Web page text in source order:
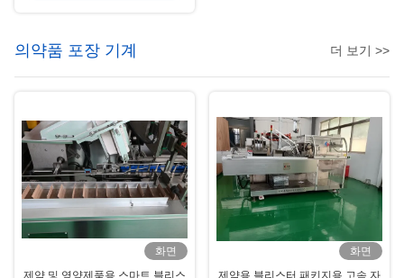
의약품 포장 기계 더 보기 >>
화면
제약 및 영양제품용 스마트 블리스
화면
제약용 블리스터 패키지용 고속 자